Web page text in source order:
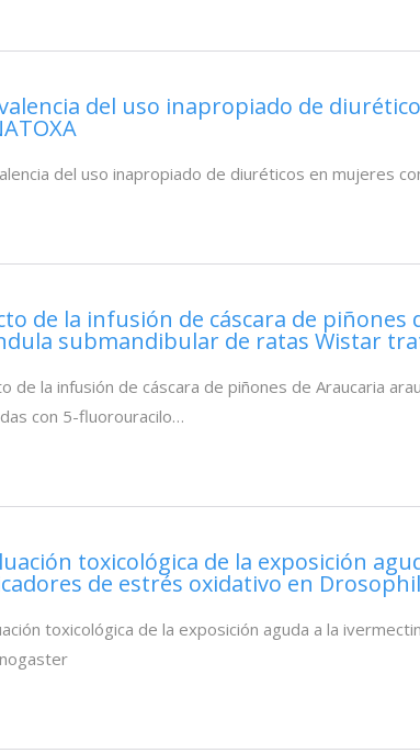
del uso inapropiado de
del uso inapropiado de diuréticos en mujeres
de la infusión de cáscara de
submandibular de ratas Wistar
de la infusión de cáscara de piñones de Araucaria
con 5-fluorouracilo…
toxicológica de la exposición
de estrés oxidativo en
toxicológica de la exposición aguda a la